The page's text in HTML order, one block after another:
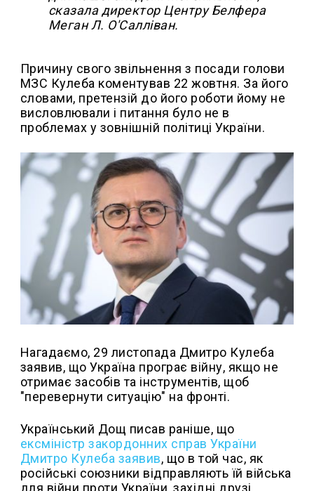
сказала директор Центру Белфера
Меган Л. О'Салліван.
Причину свого звільнення з посади голови
МЗС Кулеба коментував 22 жовтня. За його
словами, претензій до його роботи йому не
висловлювали і питання було не в
проблемах у зовнішній політиці України.
Нагадаємо, 29 листопада Дмитро Кулеба
заявив, що Україна програє війну, якщо не
отримає засобів та інструментів, щоб
"перевернути ситуацію" на фронті.
Український Дощ писав раніше, що
ексміністр закордонних справ України
Дмитро Кулеба заявив, що в той час, як
російські союзники відправляють їй війська
для війни проти України, західні друзі